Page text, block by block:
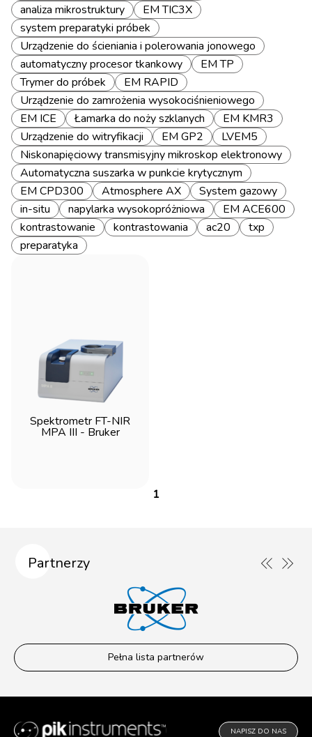
analiza mikrostruktury
EM TIC3X
system preparatyki próbek
Urządzenie do ścieniania i polerowania jonowego
automatyczny procesor tkankowy
EM TP
Trymer do próbek
EM RAPID
Urządzenie do zamrożenia wysokociśnieniowego
EM ICE
Łamarka do noży szklanych
EM KMR3
Urządzenie do witryfikacji
EM GP2
LVEM5
Niskonapięciowy transmisyjny mikroskop elektronowy
Automatyczna suszarka w punkcie krytycznym
EM CPD300
Atmosphere AX
System gazowy
in-situ
napylarka wysokopróżniowa
EM ACE600
kontrastowanie
kontrastowania ac20
txp
preparatyka
Spektrometr FT-NIR
MPA III - Bruker
1
Partnerzy
Pełna lista partnerów
NAPISZ DO NAS